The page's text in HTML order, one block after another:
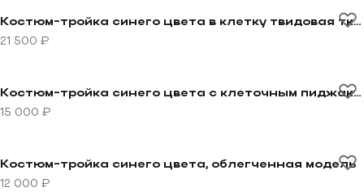
Перейти к товару Костюм-тройка синего цвета в
Костюм-тройка синего цвета в клетку твидовая ткань
21 500 ₽
Перейти к товару Костюм-тройка синего цвета с
Костюм-тройка синего цвета с клеточным пиджаком
15 000 ₽
Перейти к товару Костюм-тройка синего цвета,
Костюм-тройка синего цвета, облегченная модель
12 000 ₽